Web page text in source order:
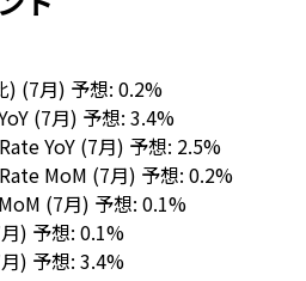
) (7月) 予想: 0.2%
(7月) 予想: 3.4%
YoY (7月) 予想: 2.5%
MoM (7月) 予想: 0.2%
(7月) 予想: 0.1%
) 予想: 0.1%
) 予想: 3.4%